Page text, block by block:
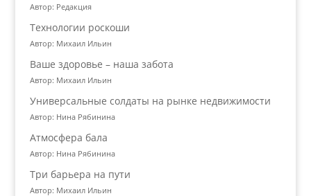
Автор: Редакция
Технологии роскоши
Автор: Михаил Ильин
Ваше здоровье – наша забота
Автор: Михаил Ильин
Универсальные солдаты на рынке недвижимости
Автор: Нина Рябинина
Атмосфера бала
Автор: Нина Рябинина
Три барьера на пути
Автор: Михаил Ильин